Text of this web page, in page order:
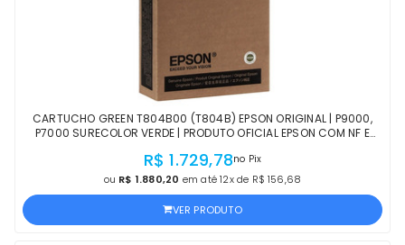
CARTUCHO GREEN T804B00 (T804B) EPSON ORIGINAL | P9000,
P7000 SURECOLOR VERDE | PRODUTO OFICIAL EPSON COM NF E
R$ 1.729,78no Pix
ou R$ 1.880,20 em até 12x de R$ 156,68
VER PRODUTO